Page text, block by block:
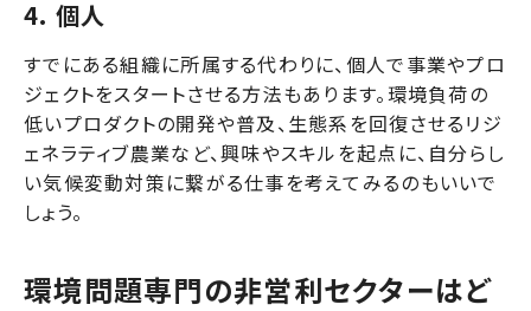
4. 個人
すでにある組織に所属する代わりに、個人で事業やプロ
ジェクトをスタートさせる方法もあります。環境負荷の
低いプロダクトの開発や普及、生態系を回復させるリジ
ェネラティブ農業など、興味やスキルを起点に、自分らし
い気候変動対策に繋がる仕事を考えてみるのもいいで
しょう。
環境問題専門の非営利セクターはど